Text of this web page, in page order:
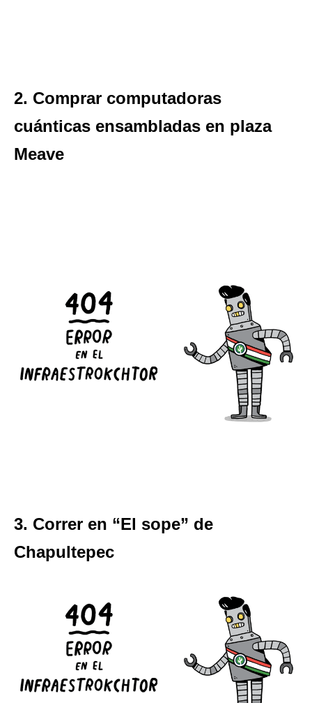
2. Comprar computadoras
cuánticas ensambladas en plaza
Meave
3. Correr en “El sope” de
Chapultepec